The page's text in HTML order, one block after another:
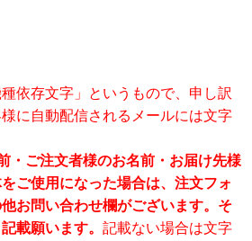
依存文字」というもので、申し訳
に自動配信されるメールには文字
・ご注文者様のお名前・お届け先様
ご使用になった場合は、注文フォ
お問い合わせ欄がございます。そ
載願います。 記載ない場合は文字